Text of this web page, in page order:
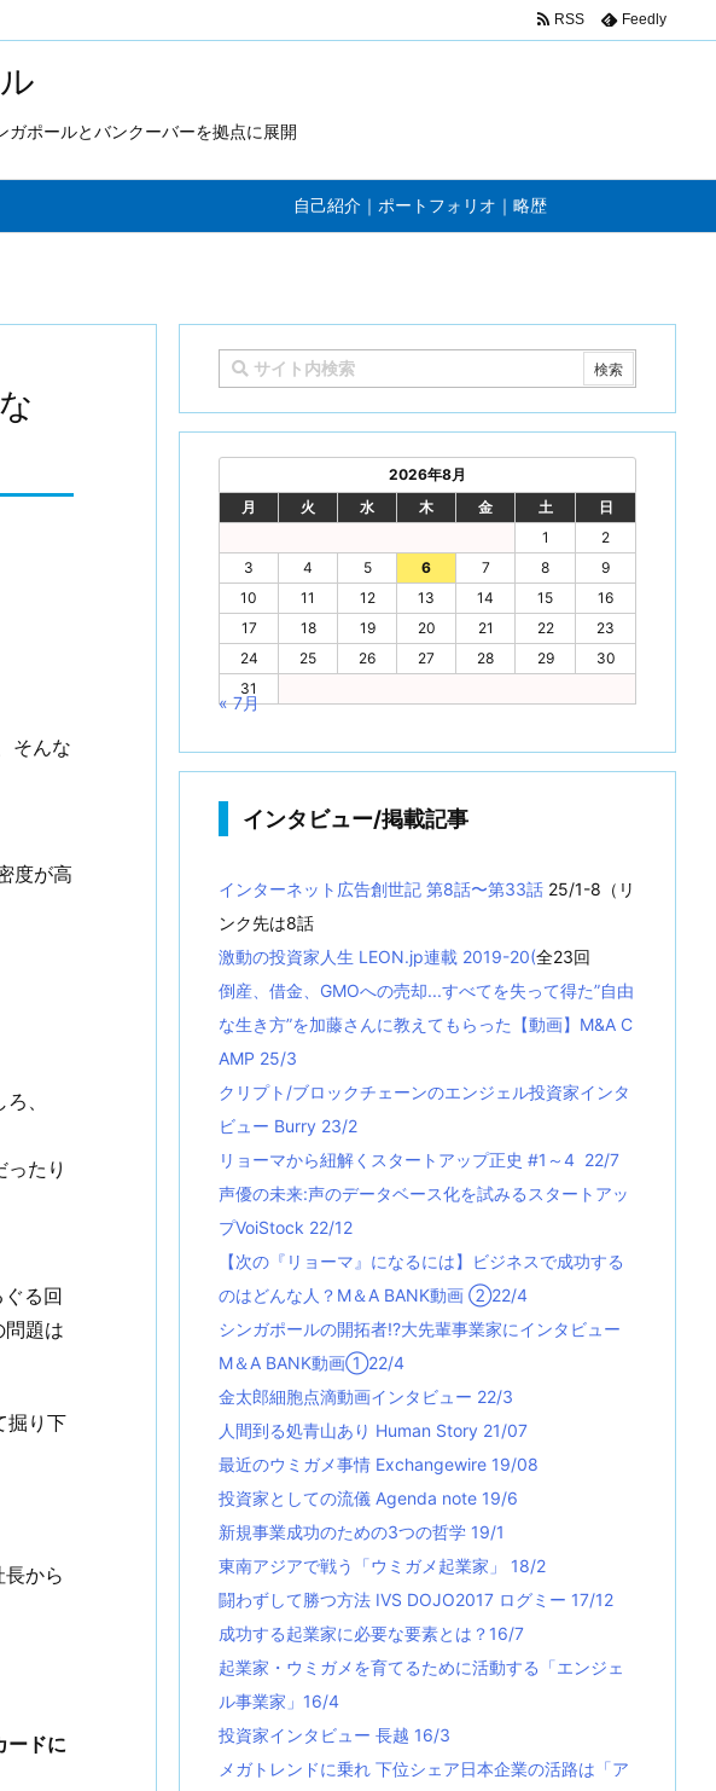
ポールとバンクーバーを拠点に展開
自己紹介｜ポートフォリオ｜略歴
RSS Feedly
そんな
度が高
、
たり
る回
題は
掘り下
から
ードに
2026年8月
月
火 水 木 金 土
日
1
2
3
4 5 6 7 8
9
10
11 12 13 14 15
16
17
18 19 20 21 22
23
24
25 26 27 28 29
30
31
« 7月
インタビュー/掲載記事
インターネット広告創世記 第8話〜第33話 25/1-8（リ
ンク先は8話
激動の投資家人生 LEON.jp連載 2019-20(全23回
倒産、借金、GMOへの売却...すべてを失って得た”自由
な生き方”を加藤さんに教えてもらった【動画】M&A C
AMP 25/3
クリプト/ブロックチェーンのエンジェル投資家インタ
ビュー Burry 23/2
リョーマから紐解くスタートアップ正史 #1～4 22/7
声優の未来:声のデータベース化を試みるスタートアッ
プVoiStock 22/12
【次の『リョーマ』になるには】ビジネスで成功する
のはどんな人？M＆A BANK動画 ②22/4
シンガポールの開拓者!?大先輩事業家にインタビュー
M＆A BANK動画①22/4
金太郎細胞点滴動画インタビュー 22/3
人間到る処青山あり Human Story 21/07
最近のウミガメ事情 Exchangewire 19/08
投資家としての流儀 Agenda note 19/6
新規事業成功のための3つの哲学 19/1
東南アジアで戦う「ウミガメ起業家」 18/2
闘わずして勝つ方法 IVS DOJO2017 ログミー 17/12
成功する起業家に必要な要素とは？16/7
起業家・ウミガメを育てるために活動する「エンジェ
ル事業家」16/4
投資家インタビュー 長越 16/3
メガトレンドに乗れ 下位シェア日本企業の活路は「ア